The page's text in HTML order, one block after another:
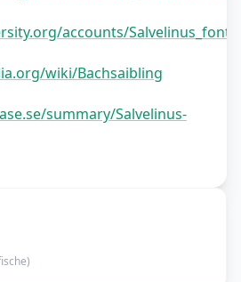
accounts/
wiki/Bachsaibling
summary/Salvelinus-
)